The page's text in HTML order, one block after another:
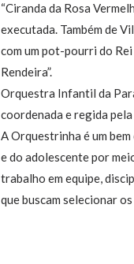
“Ciranda da Rosa
executada. Também de
com um pot-pourri do
Rendeira”.
Orquestra Infantil da
coordenada e regida
A Orquestrinha é um
e do adolescente por
trabalho em equipe,
que buscam selecionar